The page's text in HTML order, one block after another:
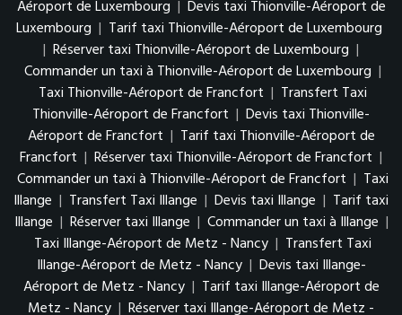
Aéroport de Luxembourg | Devis taxi Thionville-Aéroport de
Luxembourg | Tarif taxi Thionville-Aéroport de Luxembourg
| Réserver taxi Thionville-Aéroport de Luxembourg |
Commander un taxi à Thionville-Aéroport de Luxembourg |
Taxi Thionville-Aéroport de Francfort | Transfert Taxi
Thionville-Aéroport de Francfort | Devis taxi Thionville-
Aéroport de Francfort | Tarif taxi Thionville-Aéroport de
Francfort | Réserver taxi Thionville-Aéroport de Francfort |
Commander un taxi à Thionville-Aéroport de Francfort | Taxi
Illange | Transfert Taxi Illange | Devis taxi Illange | Tarif taxi
Illange | Réserver taxi Illange | Commander un taxi à Illange |
Taxi Illange-Aéroport de Metz - Nancy | Transfert Taxi
Illange-Aéroport de Metz - Nancy | Devis taxi Illange-
Aéroport de Metz - Nancy | Tarif taxi Illange-Aéroport de
Metz - Nancy | Réserver taxi Illange-Aéroport de Metz -